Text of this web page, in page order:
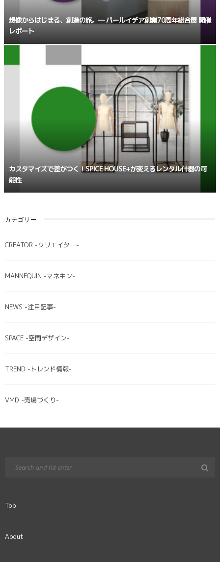
想像からはじまる、創造の旅。― パールイデア創業70周年総合展 開催
レポート
カスタマイズで差がつく！SPICE HOUSE+が変えるレンタル什器の可
能性
カテゴリー
CREATOR -クリエイター-
MANNEQUIN -マネキン-
NEWS -注目記事-
SPACE -空間デザイン-
TREND -トレンド情報-
VMD -売場づくり-
Top
About